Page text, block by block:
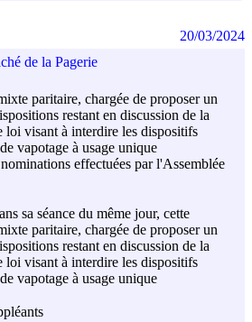
de la Pagerie
paritaire, chargée de proposer un
restant en discussion de la
loi visant à interdire les dispositifs
vapotage à usage unique
effectuées par l'Assemblée
sa séance du même jour, cette
paritaire, chargée de proposer un
restant en discussion de la
loi visant à interdire les dispositifs
vapotage à usage unique
20/03/2024